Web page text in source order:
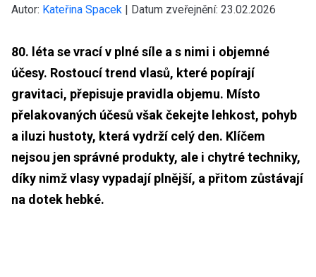
Autor: Kateřina Spacek | Datum zveřejnění: 23.02.2026
80. léta se vrací v plné síle a s nimi i objemné
účesy. Rostoucí trend vlasů, které popírají
gravitaci, přepisuje pravidla objemu. Místo
přelakovaných účesů však čekejte lehkost, pohyb
a iluzi hustoty, která vydrží celý den. Klíčem
nejsou jen správné produkty, ale i chytré techniky,
díky nimž vlasy vypadají plnější, a přitom zůstávají
na dotek hebké.